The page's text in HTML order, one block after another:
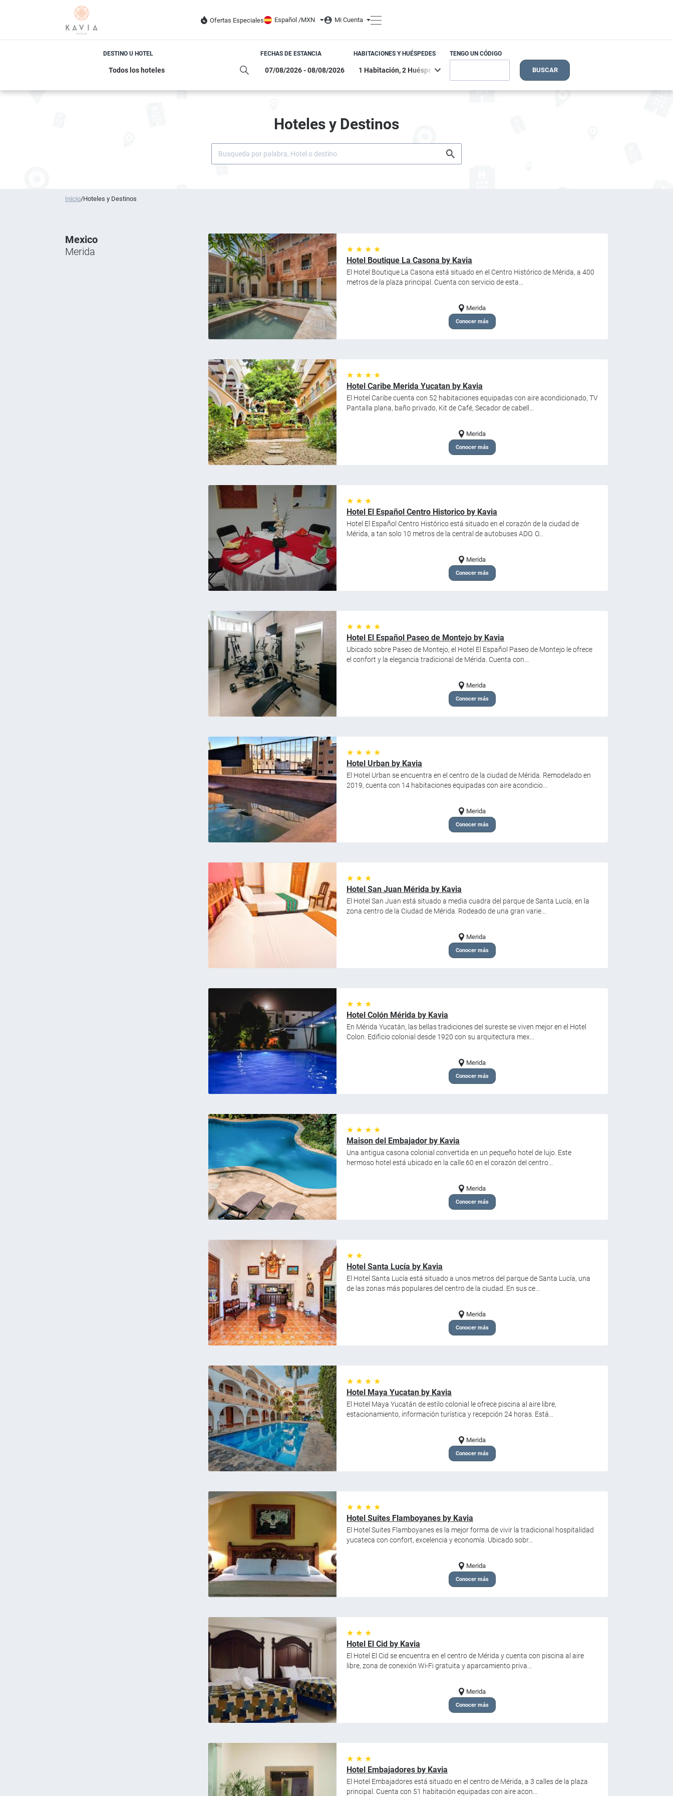
Ofertas Especiales Español /MXN Mi Cuenta
DESTINO U HOTEL FECHAS DE ESTANCIA HABITACIONES Y HUÉSPEDES TENGO UN CÓDIGO
BUSCAR
Hoteles y Destinos
Inicio/Hoteles y Destinos
Mexico
Merida
★ ★ ★ ★
Hotel Boutique La Casona by Kavia
El Hotel Boutique La Casona está situado en el Centro Histórico de Mérida, a 400
metros de la plaza principal. Cuenta con servicio de esta...
Merida
Conocer más
★ ★ ★ ★
Hotel Caribe Merida Yucatan by Kavia
El Hotel Caribe cuenta con 52 habitaciones equipadas con aire acondicionado, TV
Pantalla plana, baño privado, Kit de Café, Secador de cabell...
Merida
Conocer más
★ ★ ★
Hotel El Español Centro Historico by Kavia
Hotel El Español Centro Histórico está situado en el corazón de la ciudad de
Mérida, a tan solo 10 metros de la central de autobuses ADO. O...
Merida
Conocer más
★ ★ ★ ★
Hotel El Español Paseo de Montejo by Kavia
Ubicado sobre Paseo de Montejo, el Hotel El Español Paseo de Montejo le ofrece
el confort y la elegancia tradicional de Mérida. Cuenta con...
Merida
Conocer más
★ ★ ★ ★
Hotel Urban by Kavia
El Hotel Urban se encuentra en el centro de la ciudad de Mérida. Remodelado en
2019, cuenta con 14 habitaciones equipadas con aire acondicio...
Merida
Conocer más
★ ★ ★
Hotel San Juan Mérida by Kavia
El Hotel San Juan está situado a media cuadra del parque de Santa Lucía, en la
zona centro de la Ciudad de Mérida. Rodeado de una gran varie...
Merida
Conocer más
★ ★ ★
Hotel Colón Mérida by Kavia
En Mérida Yucatán, las bellas tradiciones del sureste se viven mejor en el Hotel
Colon. Edificio colonial desde 1920 con su arquitectura mex...
Merida
Conocer más
★ ★ ★ ★
Maison del Embajador by Kavia
Una antigua casona colonial convertida en un pequeño hotel de lujo. Este
hermoso hotel está ubicado en la calle 60 en el corazón del centro...
Merida
Conocer más
★ ★
Hotel Santa Lucía by Kavia
El Hotel Santa Lucía está situado a unos metros del parque de Santa Lucía, una
de las zonas más populares del centro de la ciudad. En sus ce...
Merida
Conocer más
★ ★ ★ ★
Hotel Maya Yucatan by Kavia
El Hotel Maya Yucatán de estilo colonial le ofrece piscina al aire libre,
estacionamiento, información turística y recepción 24 horas. Está...
Merida
Conocer más
★ ★ ★ ★
Hotel Suites Flamboyanes by Kavia
El Hotel Suites Flamboyanes es la mejor forma de vivir la tradicional hospitalidad
yucateca con confort, excelencia y economía. Ubicado sobr...
Merida
Conocer más
★ ★ ★
Hotel El Cid by Kavia
El Hotel El Cid se encuentra en el centro de Mérida y cuenta con piscina al aire
libre, zona de conexión Wi-Fi gratuita y aparcamiento priva...
Merida
Conocer más
★ ★ ★
Hotel Embajadores by Kavia
El Hotel Embajadores está situado en el centro de Mérida, a 3 calles de la plaza
principal. Cuenta con 51 habitación equipadas con aire acon...